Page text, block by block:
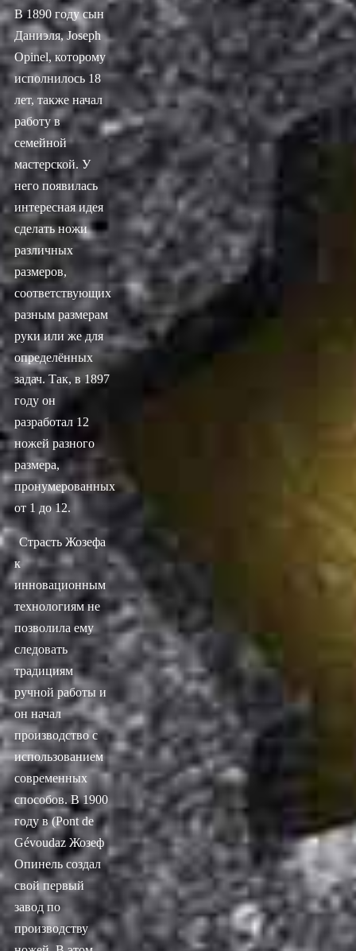
В 1890 году сын
Даниэля, Joseph
Opinel, которому
исполнилось 18
лет, также начал
работу в
семейной
мастерской. У
него появилась
интересная идея
сделать ножи
различных
размеров,
соответствующих
разным размерам
руки или же для
определённых
задач. Так, в 1897
году он
разработал 12
ножей разного
размера,
пронумерованных
от 1 до 12.
Страсть Жозефа
к
инновационным
технологиям не
позволила ему
следовать
традициям
ручной работы и
он начал
производство с
использованием
современных
способов. В 1900
году в (Pont de
Gévoudaz Жозеф
Опинель создал
свой первый
завод по
производству